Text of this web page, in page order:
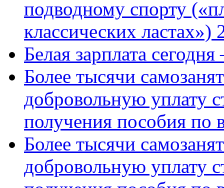
подводному спорту
классических ластах»)
Белая зарплата
Более тысячи
добровольную уплату
получения пособия по
Более тысячи
добровольную уплату